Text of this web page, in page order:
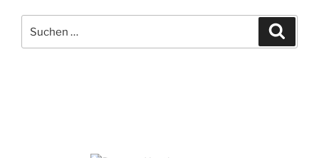
nach: